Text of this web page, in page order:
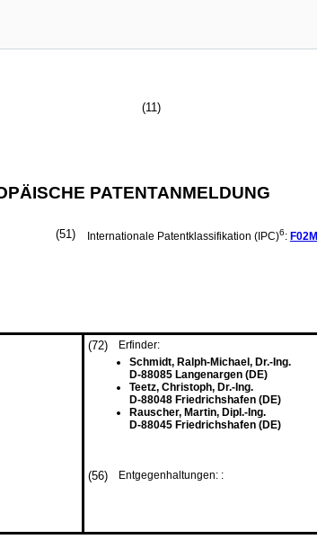
(11)
PATENTANMELDUNG
(51) Internationale Patentklassifikation (IPC)6: F02M
(72)
Erfinder:
Schmidt, Ralph-Michael, Dr.-Ing.
D-88085 Langenargen (DE)
Teetz, Christoph, Dr.-Ing.
D-88048 Friedrichshafen (DE)
Rauscher, Martin, Dipl.-Ing.
D-88045 Friedrichshafen (DE)
(56) Entgegenhaltungen: :